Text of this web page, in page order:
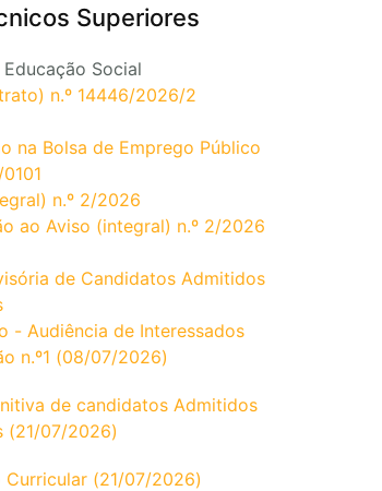
Superiores
Social
n.º 14446/2026/2
na Bolsa de Emprego Público
n.º 2/2026
ao Aviso (integral) n.º 2/2026
de Candidatos Admitidos
- Audiência de Interessados
n.º1 (08/07/2026)
de candidatos Admitidos
(21/07/2026)
Curricular (21/07/2026)